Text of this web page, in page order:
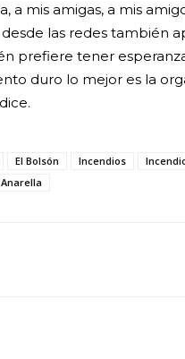
a mis amigas, a mis
las redes también
prefiere tener
duro lo mejor es la
El Bolsón Incendios